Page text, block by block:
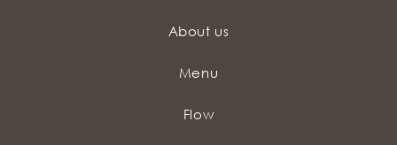
About us
Menu
Flow